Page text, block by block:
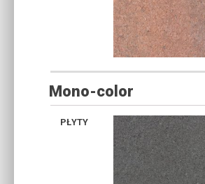
Mono-color
WAPIEŃ
DEWOŃSKI